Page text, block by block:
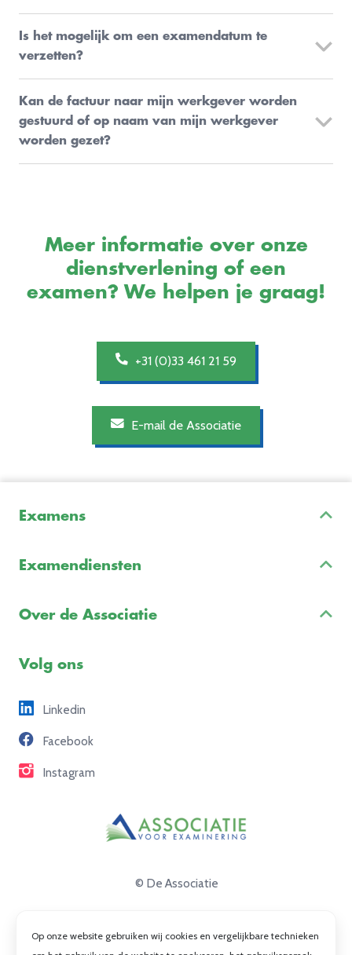
Is het mogelijk om een examendatum te
verzetten?
examendatum. Aan een omboeking zijn administratiekosten
verbonden. Je kunt je examen zelf omboeken via je
accountop de website.
Kan de factuur naar mijn werkgever worden
gestuurd of op naam van mijn werkgever
worden gezet?
declaratie indienen bij je werkgever.
Meer informatie over onze
dienstverlening of een
examen? We helpen je graag!
+31 (0)33 461 21 59
E-mail de Associatie
Examens
Examenreglement
Examendiensten
Over de Associatie
Freelance opdrachten
Partners
Contact
Volg ons
Linkedin
Facebook
Instagram
© De Associatie
Op onze website gebruiken wij cookies en vergelijkbare technieken